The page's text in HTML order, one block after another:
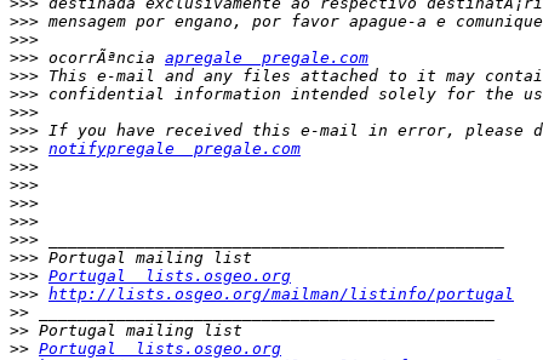
>>>
>>>
>>> ocorrÃªncia apregale  pregale.com
>>>
>>>
>>>
>>>
>>> notifypregale  pregale.com
>>>
>>>
>>>
>>>
>>>
>>>
>>> Portugal  lists.osgeo.org
>>> http://lists.osgeo.org/mailman/listinfo/portugal
>>
>>
>> Portugal  lists.osgeo.org